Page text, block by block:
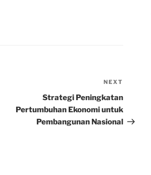
Post
NEXT
Strategi Peningkatan
Pertumbuhan Ekonomi untuk
Pembangunan Nasional